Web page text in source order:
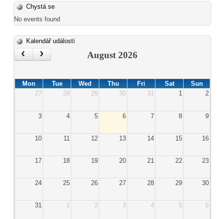
Chystá se
No events found
Kalendář událostí
‹ › August 2026
Mon Tue Wed Thu Fri Sat
Sun
27
28 29 30 31 1 2
3 4 5 6 7 8 9
10 11 12 13 14 15 16
17 18 19 20 21 22 23
24 25 26 27 28 29 30
31 1 2 3 4 5 6